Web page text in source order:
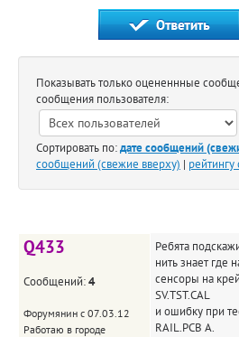
Показывать только оцененнные
сообщения пользователя:
Сортировать по:дате сообщений
сообщений (свежие вверху) |
Q433
Сообщений:4
Форумянин с 07.03.12
Работаю в городе
Ребята
нить знает где
сенсоры на
SV.TST.CAL
и ошибку при
RAIL.PCB A.